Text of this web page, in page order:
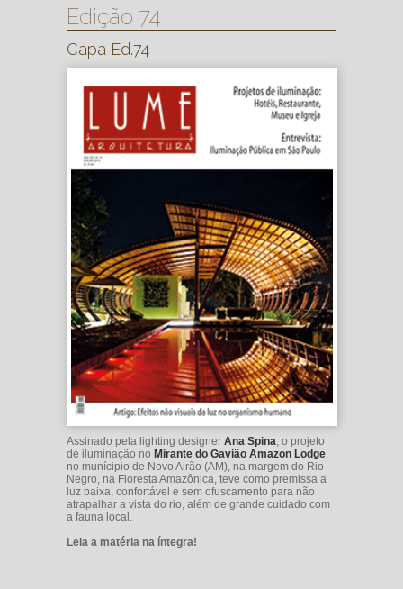
Edição 74
Capa Ed.74
Assinado pela lighting designer Ana Spina , o projeto
de iluminação no Mirante do Gavião Amazon Lodge
no munícipio de Novo Airão (AM), na margem do Rio
Negro, na Floresta Amazônica, teve como premissa a
luz baixa, confortável e sem ofuscamento para não
atrapalhar a vista do rio, além de grande cuidado com
a fauna local.
Leia a matéria na íntegra!